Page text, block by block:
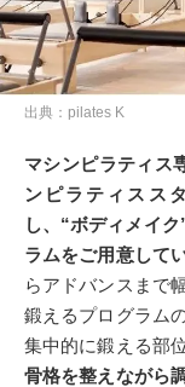
出典：pilates K
マシンピラティス
ンピラティスス
し、“ボディメイ
ラムをご用意して
らアドバンスまで
鍛えるプログラム
集中的に鍛える部
骨格を整えながら